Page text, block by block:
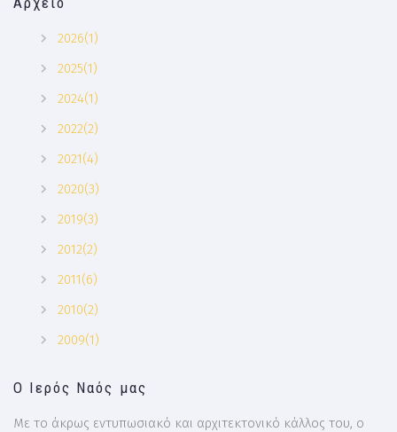
2026(1)
2025(1)
2024(1)
2022(2)
2021(4)
2020(3)
2019(3)
2012(2)
2011(6)
2010(2)
2009(1)
Ο Ιερός Ναός μας
Με το άκρως εντυπωσιακό και αρχιτεκτονικό κάλλος του, ο